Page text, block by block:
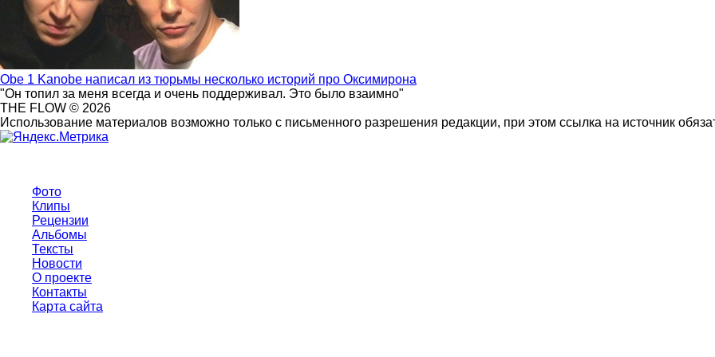
Obe 1 Kanobe написал из тюрьмы несколько историй про Оксимирона
"Он топил за меня всегда и очень поддерживал. Это было взаимно"
THE FLOW © 2026
Использование материалов возможно только с письменного разрешения редакции, при этом ссылка на источник
Фото
Клипы
Рецензии
Альбомы
Тексты
Новости
О проекте
Контакты
Карта сайта